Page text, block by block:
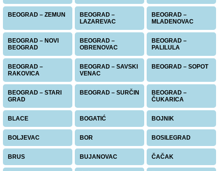
BEOGRAD – ZEMUN
BEOGRAD –
LAZAREVAC
BEOGRAD –
MLADENOVAC
BEOGRAD – NOVI
BEOGRAD
BEOGRAD –
OBRENOVAC
BEOGRAD –
PALILULA
BEOGRAD –
RAKOVICA
BEOGRAD – SAVSKI
VENAC
BEOGRAD – SOPOT
BEOGRAD – STARI
GRAD
BEOGRAD – SURČIN
BEOGRAD –
ČUKARICA
BLACE BOGATIĆ BOJNIK
BOLJEVAC BOR BOSILEGRAD
BRUS BUJANOVAC ČAČAK